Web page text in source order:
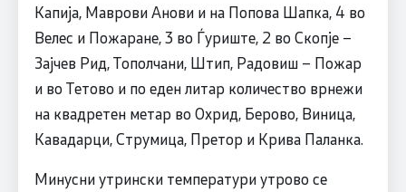
Капија, Маврови Анови и на Попова Шапка, 4 во
Велес и Пожаране, 3 во Ѓуриште, 2 во Скопје –
Зајчев Рид, Тополчани, Штип, Радовиш – Пожар
и во Тетово и по еден литар количество врнежи
на квадретен метар во Охрид, Берово, Виница,
Кавадарци, Струмица, Претор и Крива Паланка.
Минусни утрински температури утрово се